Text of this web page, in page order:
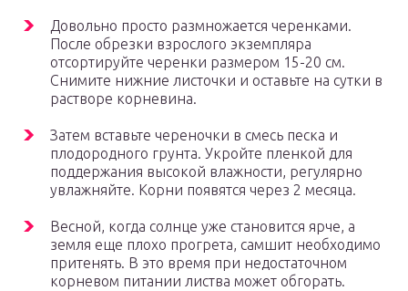
Довольно просто размножается черенками.
После обрезки взрослого экземпляра
отсортируйте черенки размером 15-20 см.
Снимите нижние листочки и оставьте на сутки в
растворе корневина.
Затем вставьте череночки в смесь песка и
плодородного грунта. Укройте пленкой для
поддержания высокой влажности, регулярно
увлажняйте. Корни появятся через 2 месяца.
Весной, когда солнце уже становится ярче, а
земля еще плохо прогрета, самшит необходимо
притенять. В это время при недостаточном
корневом питании листва может обгорать.